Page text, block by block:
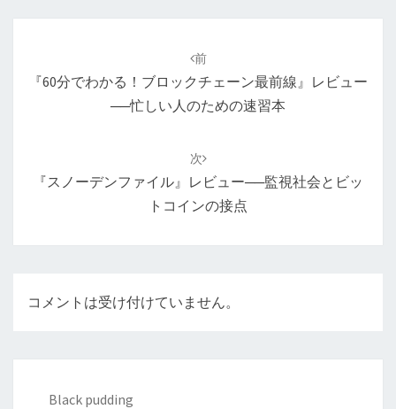
前
『60分でわかる！ブロックチェーン最前線』レビュー
──忙しい人のための速習本
次
『スノーデンファイル』レビュー──監視社会とビッ
トコインの接点
コメントは受け付けていません。
Black pudding